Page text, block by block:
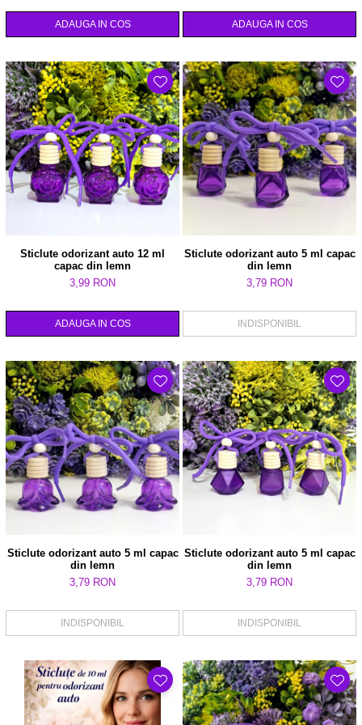
ADAUGA IN COS ADAUGA IN COS
Sticlute odorizant auto 12 ml
capac din lemn
3,99 RON
ADAUGA IN COS
Sticlute odorizant auto 5 ml capac
din lemn
3,79 RON
INDISPONIBIL
Sticlute odorizant auto 5 ml capac
din lemn
3,79 RON
INDISPONIBIL
Sticlute odorizant auto 5 ml capac
din lemn
3,79 RON
INDISPONIBIL